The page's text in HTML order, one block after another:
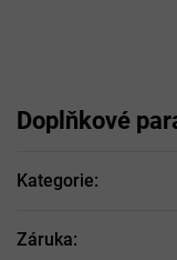
Doplňkové
Kategorie:
Záruka: